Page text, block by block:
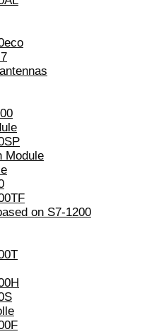
Module
on S7-1200